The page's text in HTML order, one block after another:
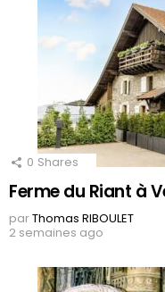
0 Shares
Ferme du Riant à
parThomas RIBOULET
2 semaines ago